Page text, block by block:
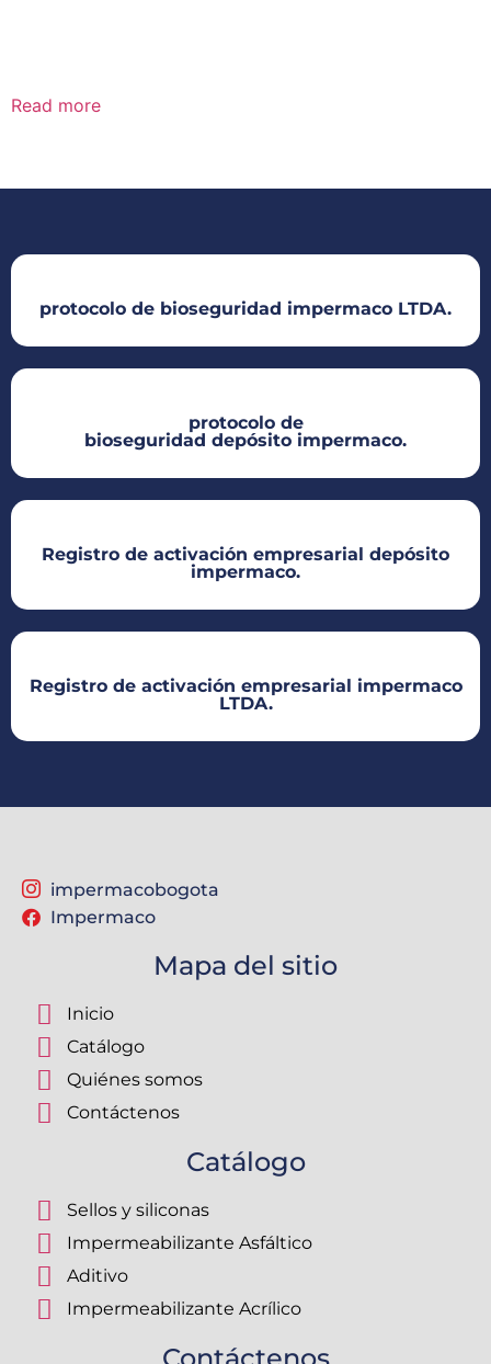
Read more
protocolo de bioseguridad impermaco LTDA.​
protocolo de
bioseguridad depósito impermaco.​
Registro de activación empresarial depósito
impermaco.​
Registro de activación empresarial impermaco
LTDA.​
impermacobogota
Impermaco
Mapa del sitio
Inicio
Catálogo
Quiénes somos
Contáctenos
Catálogo
Sellos y siliconas
Impermeabilizante Asfáltico
Aditivo
Impermeabilizante Acrílico
Contáctenos